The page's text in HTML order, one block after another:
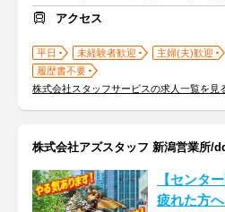
アクセス
平日 未経験者歓迎 主婦(夫)歓迎
履歴書不要
株式会社スタッフサービスの求人一覧を見
株式会社アズスタッフ 新潟営業所/
【センタ
疲れた方